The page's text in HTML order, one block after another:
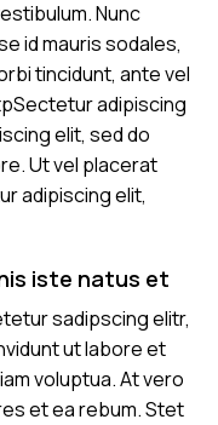
Nunc
id mauris sodales,
tincidunt, ante vel
adipiscing
elit, sed do
Ut vel placerat
adipiscing elit,
iste natus et
sadipscing elitr,
ut labore et
voluptua. At vero
et ea rebum. Stet